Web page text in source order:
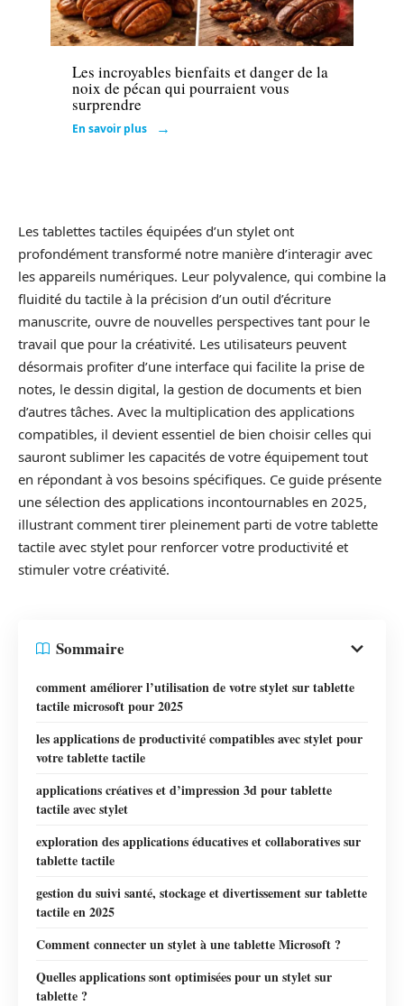
Santé
Les incroyables bienfaits et danger de la
noix de pécan qui pourraient vous
surprendre
En savoir plus
Les tablettes tactiles équipées d’un stylet ont
profondément transformé notre manière d’interagir avec
les appareils numériques. Leur polyvalence, qui combine la
fluidité du tactile à la précision d’un outil d’écriture
manuscrite, ouvre de nouvelles perspectives tant pour le
travail que pour la créativité. Les utilisateurs peuvent
désormais profiter d’une interface qui facilite la prise de
notes, le dessin digital, la gestion de documents et bien
d’autres tâches. Avec la multiplication des applications
compatibles, il devient essentiel de bien choisir celles qui
sauront sublimer les capacités de votre équipement tout
en répondant à vos besoins spécifiques. Ce guide présente
une sélection des applications incontournables en 2025,
illustrant comment tirer pleinement parti de votre tablette
tactile avec stylet pour renforcer votre productivité et
stimuler votre créativité.
Sommaire
comment améliorer l’utilisation de votre stylet sur tablette
tactile microsoft pour 2025
les applications de productivité compatibles avec stylet pour
votre tablette tactile
applications créatives et d’impression 3d pour tablette
tactile avec stylet
exploration des applications éducatives et collaboratives sur
tablette tactile
gestion du suivi santé, stockage et divertissement sur tablette
tactile en 2025
Comment connecter un stylet à une tablette Microsoft ?
Quelles applications sont optimisées pour un stylet sur
tablette ?